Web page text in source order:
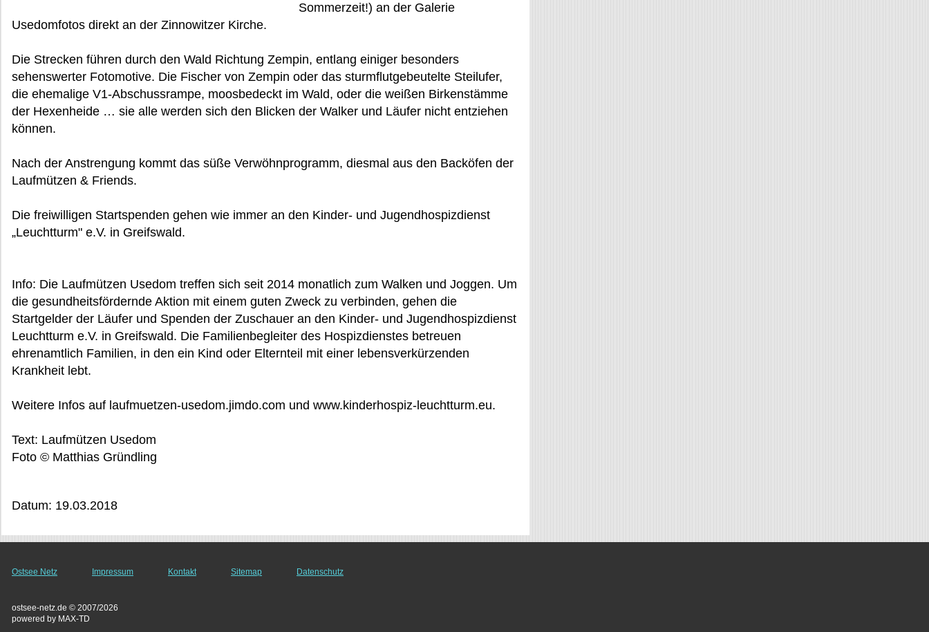
Sommerzeit!) an der Galerie
Usedomfotos direkt an der Zinnowitzer Kirche.
Die Strecken führen durch den Wald Richtung Zempin, entlang einiger besonders
sehenswerter Fotomotive. Die Fischer von Zempin oder das sturmflutgebeutelte Steilufer,
die ehemalige V1-Abschussrampe, moosbedeckt im Wald, oder die weißen Birkenstämme
der Hexenheide … sie alle werden sich den Blicken der Walker und Läufer nicht entziehen
können.
Nach der Anstrengung kommt das süße Verwöhnprogramm, diesmal aus den Backöfen der
Laufmützen & Friends.
Die freiwilligen Startspenden gehen wie immer an den Kinder- und Jugendhospizdienst
„Leuchtturm" e.V. in Greifswald.
Info: Die Laufmützen Usedom treffen sich seit 2014 monatlich zum Walken und Joggen. Um
die gesundheitsfördernde Aktion mit einem guten Zweck zu verbinden, gehen die
Startgelder der Läufer und Spenden der Zuschauer an den Kinder- und Jugendhospizdienst
Leuchtturm e.V. in Greifswald. Die Familienbegleiter des Hospizdienstes betreuen
ehrenamtlich Familien, in den ein Kind oder Elternteil mit einer lebensverkürzenden
Krankheit lebt.
Weitere Infos auf laufmuetzen-usedom.jimdo.com und www.kinderhospiz-leuchtturm.eu.
Text: Laufmützen Usedom
Foto © Matthias Gründling
Datum: 19.03.2018
Ostsee Netz Impressum Kontakt Sitemap Datenschutz
ostsee-netz.de © 2007/2026
powered by MAX-TD